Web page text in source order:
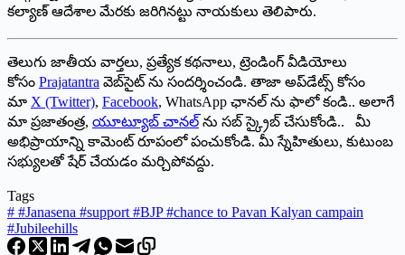
కల్యాణ్‌ ఆదేశాల మేరకు జరిగినట్టు నాయకులు తెలిపారు.
తెలుగు జాతీయ వార్తలు, ప్రత్యేక కథనాలు, ట్రెండింగ్ వీడియోలు
కోసం Prajatantra వెబ్‌సైట్ ను సందర్శించండి. తాజా అప్‌డేట్స్ కోసం
మా X (Twitter), Facebook, WhatsApp ఛానల్ ను ఫాలో కండి.. అలాగే
మా ప్రజాతంత్ర, యూట్యూబ్ చానల్ ను సబ్ స్క్రైబ్ చేసుకోండి.. మీ
అభిప్రాయాన్ని కామెంట్ రూపంలో పంచుకోండి. మీ స్నేహితులు, కుటుంబ
సభ్యులతో షేర్ చేయడం మర్చిపోవద్దు.
Tags
# #Janasena #support #BJP #chance to Pavan Kalyan campain
#Jubileehills